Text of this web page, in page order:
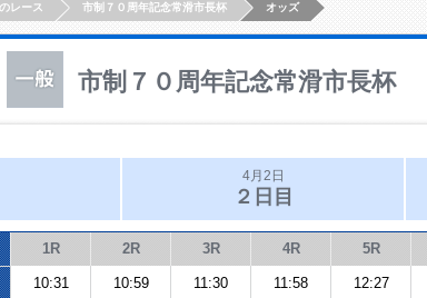
レース 市制７０周年記念常滑市長杯 オッズ
市制７０周年記念常滑市長杯
4月2日
２日目
1R 2R 3R 4R 5R
10:31 10:59 11:30 11:58 12:27